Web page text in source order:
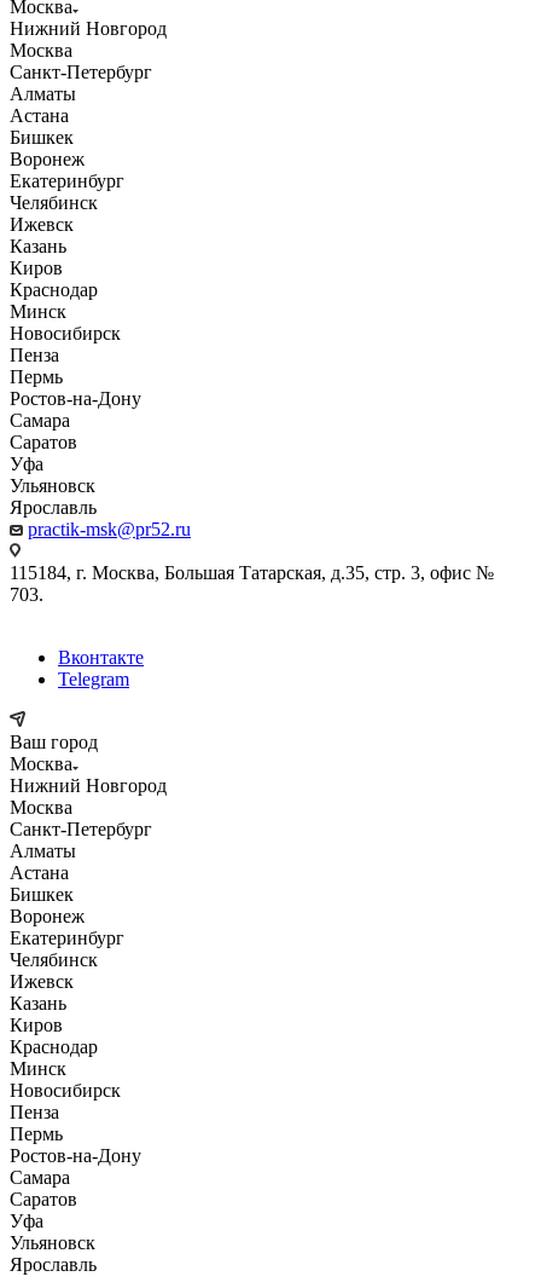
Москва
Нижний Новгород
Москва
Санкт-Петербург
Алматы
Астана
Бишкек
Воронеж
Екатеринбург
Челябинск
Ижевск
Казань
Киров
Краснодар
Минск
Новосибирск
Пенза
Пермь
Ростов-на-Дону
Самара
Саратов
Уфа
Ульяновск
Ярославль
practik-msk@pr52.ru
115184, г. Москва, Большая Татарская, д.35, стр. 3, офис №
703.
Вконтакте
Telegram
Ваш город
Москва
Нижний Новгород
Москва
Санкт-Петербург
Алматы
Астана
Бишкек
Воронеж
Екатеринбург
Челябинск
Ижевск
Казань
Киров
Краснодар
Минск
Новосибирск
Пенза
Пермь
Ростов-на-Дону
Самара
Саратов
Уфа
Ульяновск
Ярославль